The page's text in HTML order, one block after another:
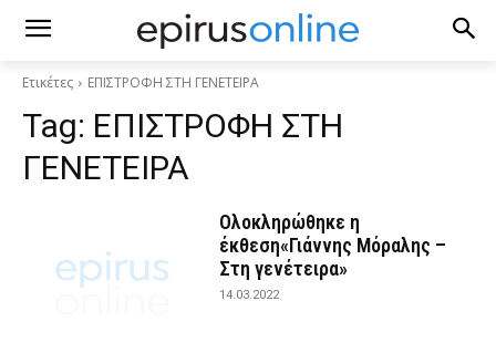
Ετικέτες ΕΠΙΣΤΡΟΦΗ ΣΤΗ ΓΕΝΕΤΕΙΡΑ
Tag: ΕΠΙΣΤΡΟΦΗ ΣΤΗ
ΓΕΝΕΤΕΙΡΑ
Ολοκληρώθηκε η
έκθεση«Γιάννης Μόραλης –
Στη γενέτειρα»
14.03.2022